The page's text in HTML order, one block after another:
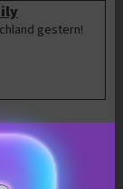
gestern!